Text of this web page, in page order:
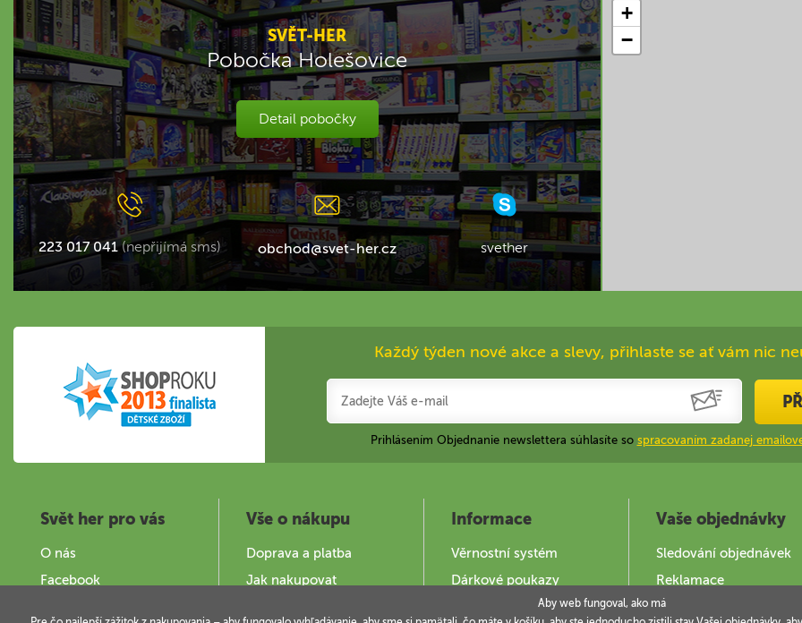
SVĚT-HER
Pobočka Holešovice
Detail pobočky
223 017 041 (nepřijímá sms) obchod@svet-her.cz svether
+
−
Každý týden nové akce a slevy, přihlaste se ať vám nic
Prihlásením Objednanie newslettera súhlasíte so spracovaním zadanej
Svět her pro vás
O nás
Facebook
Vše o nákupu
Doprava a platba
Jak nakupovat
Informace
Věrnostní systém
Dárkové poukazy
Jak použít DOKY
Vaše objednávky
Sledování objednávek
Reklamace
Aby web fungoval, ako má